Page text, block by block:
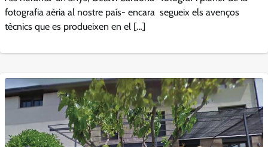
fotografia aèria al nostre país- encara segueix els avenços
tècnics que es produeixen en el […]